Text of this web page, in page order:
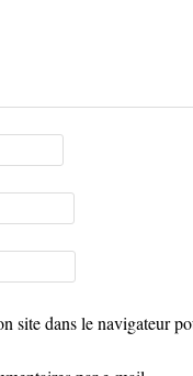
site dans le navigateur